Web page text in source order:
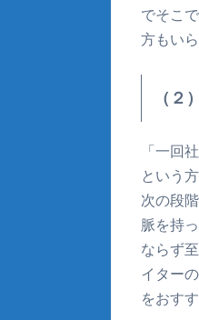
でそこ
方もい
（２
「一回
という
次の段
脈を持
ならず
イター
をおす